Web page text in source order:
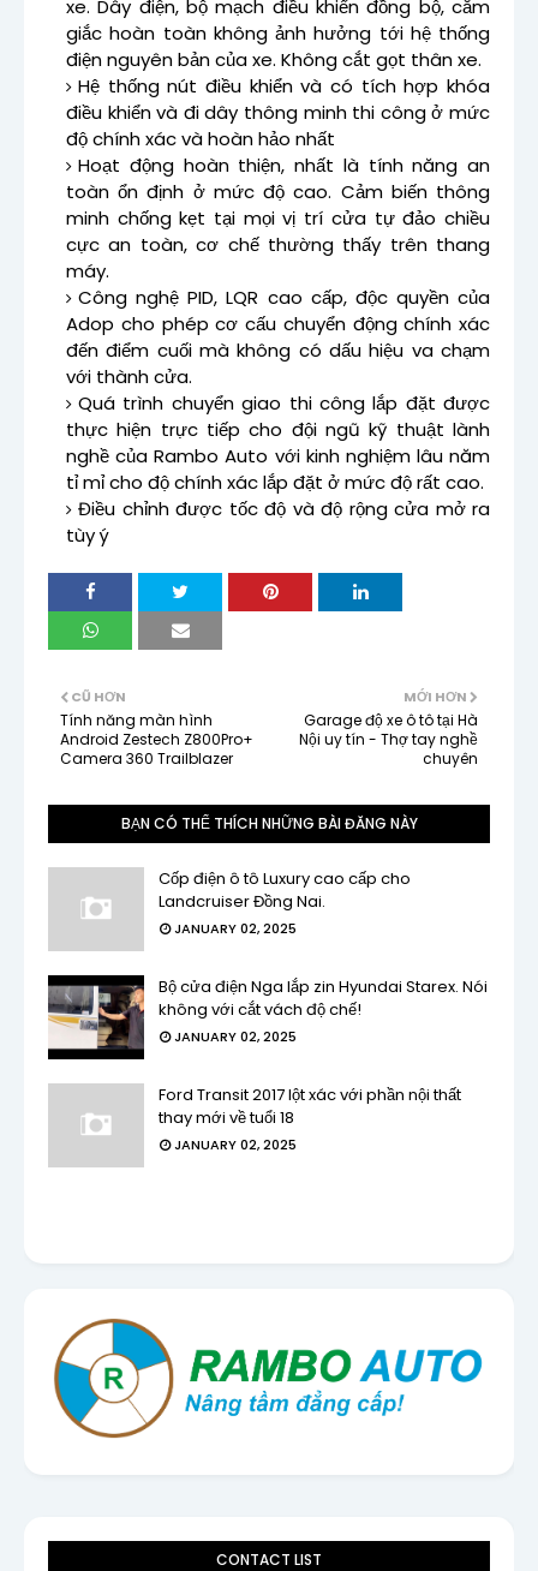
xe.Dây điện, bộ mạch điều khiển đồng bộ, cắm
giắc hoàn toàn không ảnh hưởng tới hệ thống
điện nguyên bản của xe. Không cắt gọt thân xe.
Hệ thống nút điều khiển và có tích hợp khóa
điều khiển và đi dây thông minh thi công ở mức
độ chính xác và hoàn hảo nhất
Hoạt động hoàn thiện, nhất là tính năng an
toàn ổn định ở mức độ cao. Cảm biến thông
minh chống kẹt tại mọi vị trí cửa tự đảo chiều
cực an toàn, cơ chế thường thấy trên thang
máy.
Công nghệ PID, LQR cao cấp, độc quyền của
Adop cho phép cơ cấu chuyển động chính xác
đến điểm cuối mà không có dấu hiệu va chạm
với thành cửa.
Quá trình chuyển giao thi công lắp đặt được
thực hiện trực tiếp cho đội ngũ kỹ thuật lành
nghề của Rambo Auto với kinh nghiệm lâu năm
tỉ mỉ cho độ chính xác lắp đặt ở mức độ rất cao.
Điều chỉnh được tốc độ và độ rộng cửa mở ra
tùy ý
MỚI HƠN
Garage độ xe ô tô tại Hà
Nội uy tín - Thợ tay nghề
chuyên
CŨ HƠN
Tính năng màn hình
Android Zestech Z800Pro+
Camera 360 Trailblazer
BẠN CÓ THỂ THÍCH NHỮNG BÀI ĐĂNG NÀY
Cốp điện ô tô Luxury cao cấp cho
Landcruiser Đồng Nai.
JANUARY 02, 2025
Bộ cửa điện Nga lắp zin Hyundai Starex. Nói
không với cắt vách độ chế!
JANUARY 02, 2025
Ford Transit 2017 lột xác với phần nội thất
thay mới về tuổi 18
JANUARY 02, 2025
CONTACT LIST